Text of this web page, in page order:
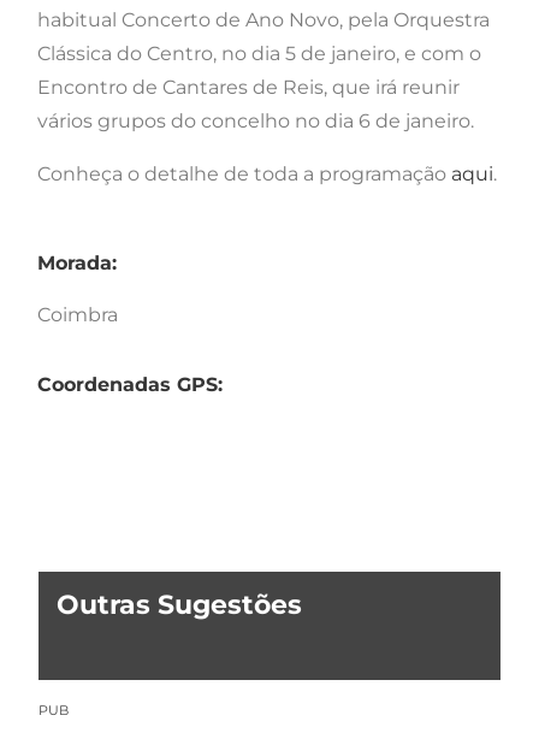
habitual Concerto de Ano Novo, pela Orquestra
Clássica do Centro, no dia 5 de janeiro, e com o
Encontro de Cantares de Reis, que irá reunir
vários grupos do concelho no dia 6 de janeiro.
Conheça o detalhe de toda a programação aqui.
Morada:
Coimbra
Coordenadas GPS:
Outras Sugestões
PUB